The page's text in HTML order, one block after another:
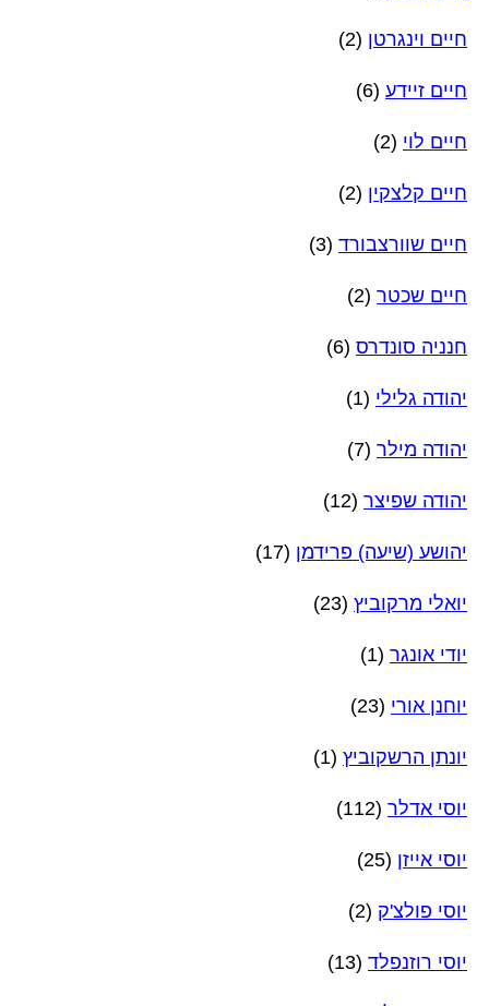
חיים וינגרטן (2)
חיים זיידע (6)
חיים לוי (2)
חיים קלצקין (2)
חיים שוורצבורד (3)
חיים שכטר (2)
חנניה סונדרס (6)
יהודה גלילי (1)
יהודה מילר (7)
יהודה שפיצר (12)
יהושע (שיעה) פרידמן (17)
יואלי מרקוביץ (23)
יודי אונגר (1)
יוחנן אורי (23)
יונתן הרשקוביץ (1)
יוסי אדלר (112)
יוסי אייזן (25)
יוסי פולצ'ק (2)
יוסי רוזנפלד (13)